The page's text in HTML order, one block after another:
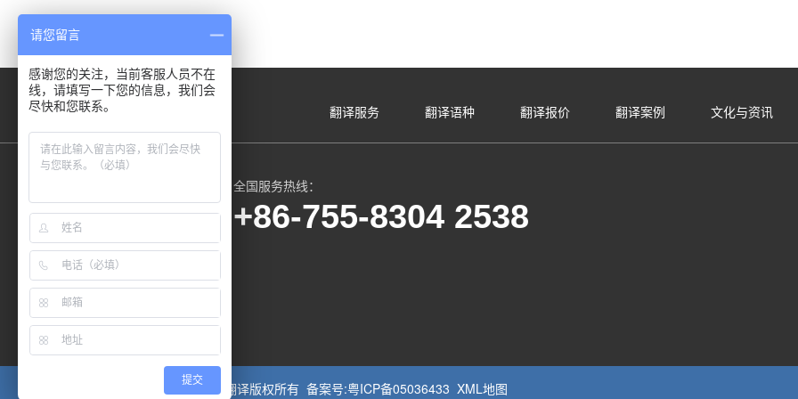
阁23A
翻译服务 翻译语种 翻译报价 翻译案例 文化与资讯
全国服务热线：
+86-755-8304 2538
Copyright © 2002-2024 博文翻译版权所有 备案号:粤ICP备05036433 XML地图
请您留言
感谢您的关注，当前客服人员不在
线，请填写一下您的信息，我们会
尽快和您联系。
提交